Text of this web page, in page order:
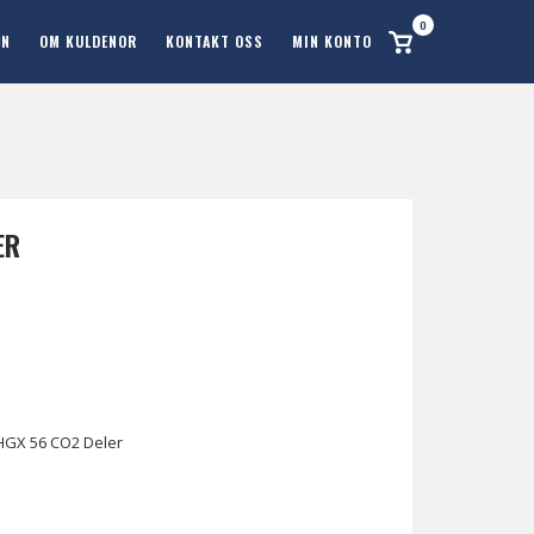
OM KULDENOR KONTAKT OSS MIN KONTO
Se 0
56 CO2 Deler